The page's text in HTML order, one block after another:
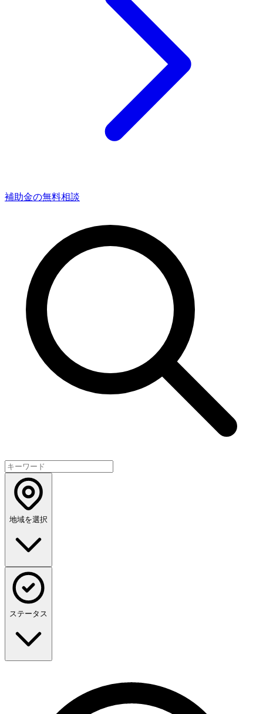
補助金の無料相談
地域を選択
ステータス